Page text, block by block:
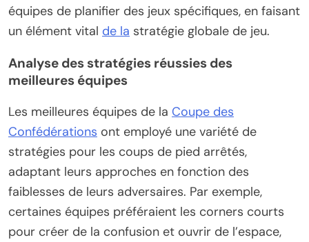
équipes de planifier des jeux spécifiques, en faisant
un élément vital de la stratégie globale de jeu.
Analyse des stratégies réussies des
meilleures équipes
Les meilleures équipes de la Coupe des
Confédérations ont employé une variété de
stratégies pour les coups de pied arrêtés,
adaptant leurs approches en fonction des
faiblesses de leurs adversaires. Par exemple,
certaines équipes préféraient les corners courts
pour créer de la confusion et ouvrir de l’espace,